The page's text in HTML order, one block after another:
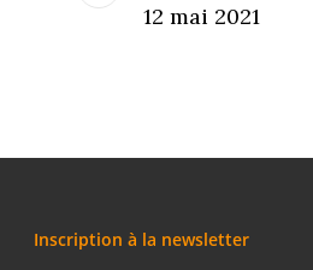
12 mai 2021
Inscription à la newsletter